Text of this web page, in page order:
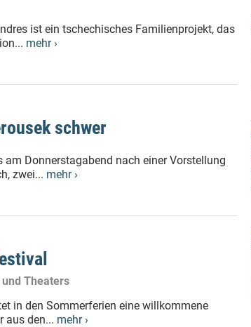
ist ein tschechisches Familienprojekt, das
mehr ›
schwer
Donnerstagabend nach einer Vorstellung
zwei... mehr ›
Theaters
in den Sommerferien eine willkommene
aus den... mehr ›